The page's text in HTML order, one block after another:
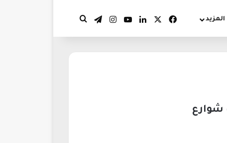
المزيد فيسبوك لينكدإن‫YouTubeانستقرام
تيلقرام